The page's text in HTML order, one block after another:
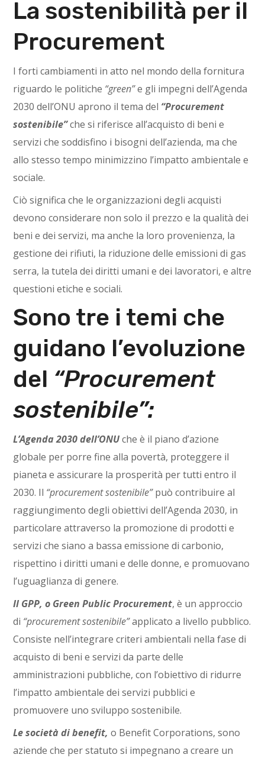
La sostenibilità per il
Procurement
I forti cambiamenti in atto nel mondo della fornitura
riguardo le politiche “green”e gli impegni dell’Agenda
2030 dell’ONU aprono il tema del “Procurement
sostenibile”che si riferisce all’acquisto di beni e
servizi che soddisfino i bisogni dell’azienda, ma che
allo stesso tempo minimizzino l’impatto ambientale e
sociale.
Ciò significa che le organizzazioni degli acquisti
devono considerare non solo il prezzo e la qualità dei
beni e dei servizi, ma anche la loro provenienza, la
gestione dei rifiuti, la riduzione delle emissioni di gas
serra, la tutela dei diritti umani e dei lavoratori, e altre
questioni etiche e sociali.
Sono tre i temi che
guidano l’evoluzione
del “Procurement
sostenibile”:
L’Agenda 2030 dell’ONUche è il piano d’azione
globale per porre fine alla povertà, proteggere il
pianeta e assicurare la prosperità per tutti entro il
2030. Il “procurement sostenibile”può contribuire al
raggiungimento degli obiettivi dell’Agenda 2030, in
particolare attraverso la promozione di prodotti e
servizi che siano a bassa emissione di carbonio,
rispettino i diritti umani e delle donne, e promuovano
l’uguaglianza di genere.
Il GPP, o Green Public Procurement, è un approccio
di “procurement sostenibile”applicato a livello pubblico.
Consiste nell’integrare criteri ambientali nella fase di
acquisto di beni e servizi da parte delle
amministrazioni pubbliche, con l’obiettivo di ridurre
l’impatto ambientale dei servizi pubblici e
promuovere uno sviluppo sostenibile.
Le società di benefit, o Benefit Corporations, sono
aziende che per statuto si impegnano a creare un